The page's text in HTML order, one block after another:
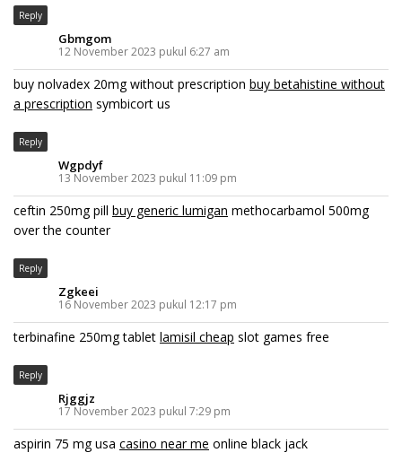
Reply
Gbmgom
12 November 2023 pukul 6:27 am
buy nolvadex 20mg without prescription buy betahistine without
a prescription symbicort us
Reply
Wgpdyf
13 November 2023 pukul 11:09 pm
ceftin 250mg pill buy generic lumigan methocarbamol 500mg
over the counter
Reply
Zgkeei
16 November 2023 pukul 12:17 pm
terbinafine 250mg tablet lamisil cheap slot games free
Reply
Rjggjz
17 November 2023 pukul 7:29 pm
aspirin 75 mg usa casino near me online black jack